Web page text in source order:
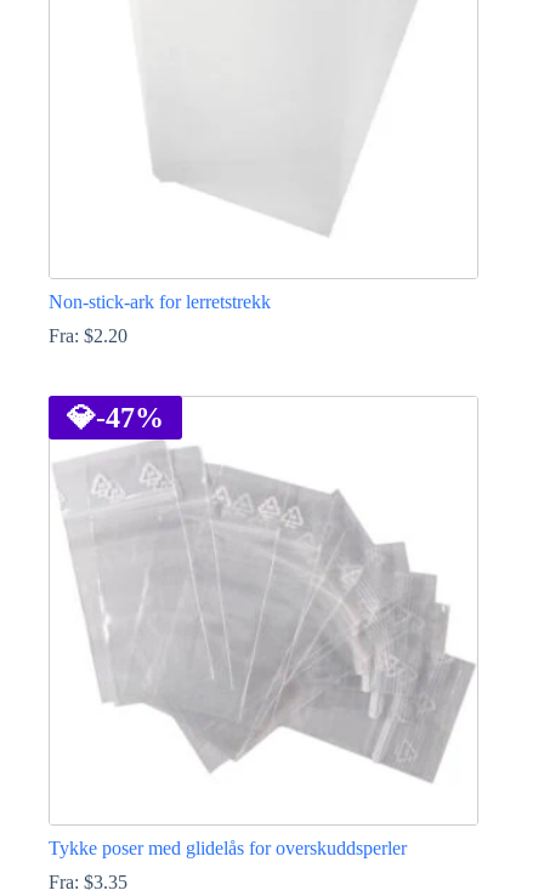
Non-stick-ark for lerretstrekk
Fra: $2.20
har
flere
varianter.
Alternativene
velges
produktsiden
💎-47%
Tykke poser med glidelås for overskuddsperler
Fra: $3.35